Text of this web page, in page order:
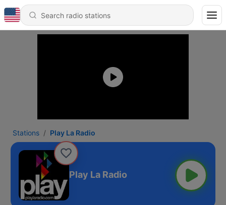
Stations Play La Radio
Play La Radio